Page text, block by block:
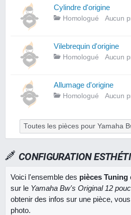
Cylindre d'origine
Homologué Aucun
Vilebrequin d'origine
Homologué Aucun
Allumage d'origine
Homologué Aucun
Toutes les pièces pour Yamaha
CONFIGURATION
Voici l'ensemble des pièces Tuning
sur le Yamaha Bw's Original 12
obtenir des infos sur une pièce,
photo.